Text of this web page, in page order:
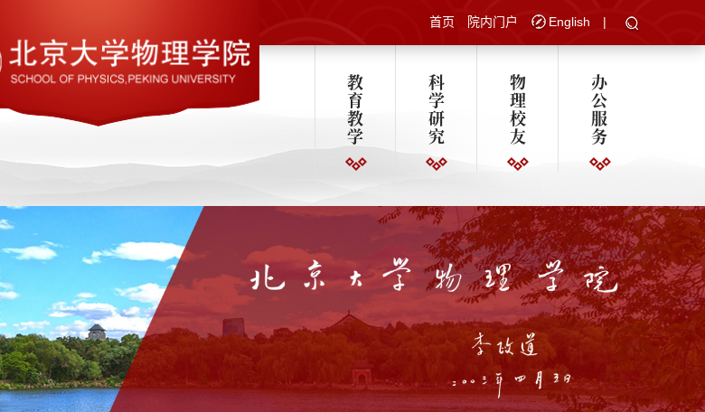
首页 院内门户 English |
教
育
教
学
科
学
研
究
物
理
校
友
办
公
服
务